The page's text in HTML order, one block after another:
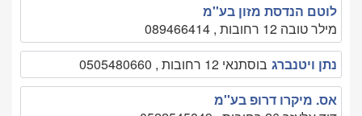
לוטם הנדסת מזון בע''מ
מילר טובה 12 רחובות , 089466414
נתן ויטנברג בוסתנאי 12 רחובות , 0505480660
אס. מיקרו דרופ בע''מ